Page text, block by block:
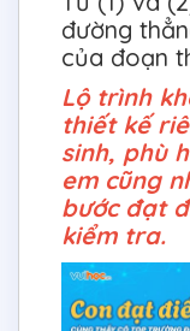
đường
của đoạn
Lộ trình
thiết kế
sinh, phù
em cũng
bước đạt
kiểm tra.